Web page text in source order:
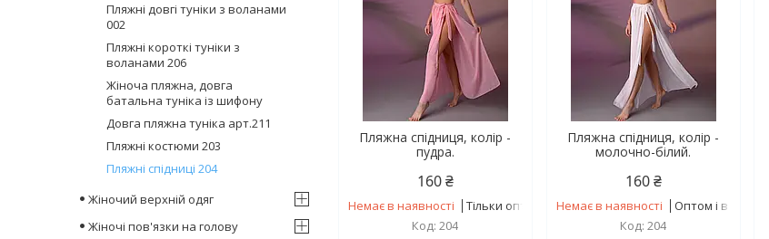
Пляжна спідниця, колір -
пудра.
160 ₴
Немає в наявності
Тільки оптом
204
Пляжна спідниця, колір -
молочно-білий.
160 ₴
Немає в наявності
Оптом і в роздріб
204
Пляжні довгі туніки з воланами
002
Пляжні короткі туніки з
воланами 206
Жіноча пляжна, довга
батальна туніка із шифону
Довга пляжна туніка арт.211
Пляжні костюми 203
Пляжні спідниці 204
Жіночий верхній одяг
Жіночі пов'язки на голову